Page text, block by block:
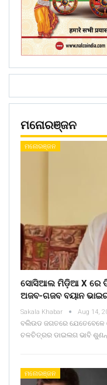
ମନୋରଞ୍ଜନ
ମନୋରଞ୍ଜନ
ସୋସିଆଲ ମିଡ଼ିଆ X ରେ
ଅଜବ-ଗଜବ ବୟାନ
Sakala Khabar Aug 14,
ବଲିଉଡ ଜଗତରେ ଯେତେବେଳେ
ଚଳଚିତ୍ରର ଡାଇଲଗ ଭାବି
ମନୋରଞ୍ଜନ